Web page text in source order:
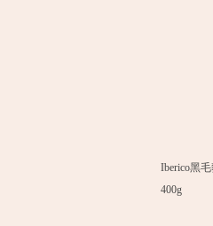
Iberico黑
400g